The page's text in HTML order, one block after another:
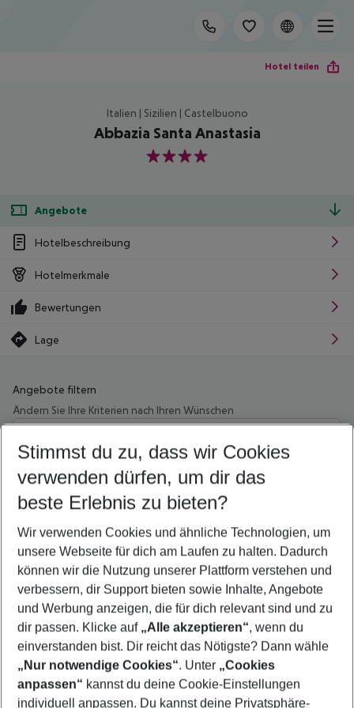
Hotel teilen
Italien | Sizilien | Castelbuono
Abbazia Santa Anastasia
4
Angebote
Hotelbeschreibung
Hotelmerkmale
Bewertungen
Lage
Angebote filtern
Ändern Sie Ihre Kriterien nach Ihren Wünschen
Beliebiger Abflughafen
Wähle deinen Reisezeitraum
5-8 Nächte
2 Erwachsene Keine Kinder
Mehr Filter anzeigen
Footer
Footer navigation
Stimmst du zu, dass wir Cookies
verwenden dürfen, um dir das
beste Erlebnis zu bieten?
Wir verwenden Cookies und ähnliche Technologien, um
unsere Webseite für dich am Laufen zu halten. Dadurch
können wir die Nutzung unserer Plattform verstehen und
verbessern, dir Support bieten sowie Inhalte, Angebote
und Werbung anzeigen, die für dich relevant sind und zu
dir passen. Klicke auf „Alle akzeptieren“, wenn du
einverstanden bist. Dir reicht das Nötigste? Dann wähle
„Nur notwendige Cookies“. Unter „Cookies
anpassen“ kannst du deine Cookie-Einstellungen
individuell anpassen. Du kannst deine Privatsphäre-